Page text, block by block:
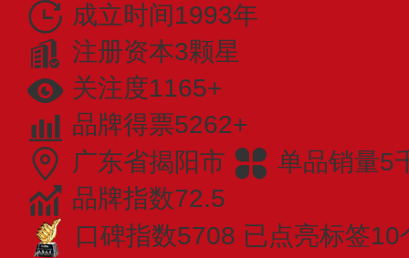
成立时间1993年
注册资本3颗星
关注度1165+
品牌得票5262+
广东省揭阳市
单品销量5
品牌指数72.5
口碑指数5708 已点亮标签10